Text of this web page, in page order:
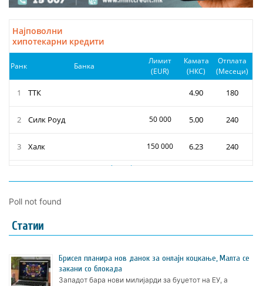
Poll not found
Статии
Брисел планира нов данок за онлајн коцкање, Малта се
закани со блокада
Западот бара нови милијарди за буџетот на ЕУ, а